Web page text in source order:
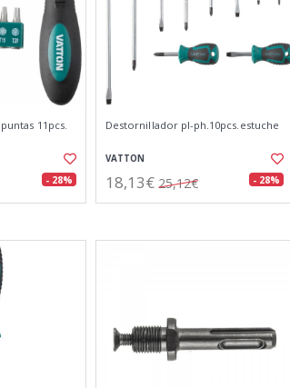
11pcs.
- 28%
Destornillador pl-ph.10pcs.estuche
VATTON
18,13€ 25,12€ - 28%